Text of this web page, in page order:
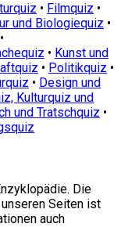
• Filmquiz •
und Biologiequiz •
•
• Kunst und
• Politikquiz •
• Design und
Kulturquiz und
und Tratschquiz •
Die
Seiten ist
auch